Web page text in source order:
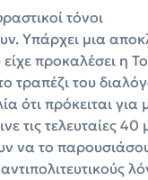
τόνοι
Υπάρχει μια
προκαλέσει η
τραπέζι του
ότι πρόκειται για
τις τελευταίες 40
να το